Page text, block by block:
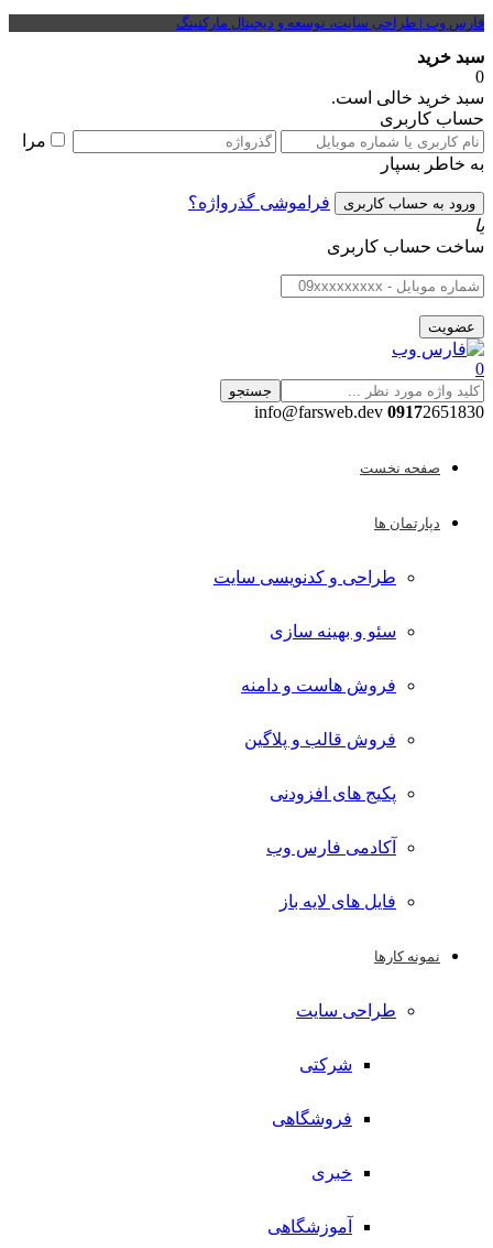
فارس وب | طراحی سایت، توسعه و دیجیتال مارکتینگ
سبد خرید
0
سبد خرید خالی است.
حساب کاربری
مرا
به خاطر بسپار
فراموشی گذرواژه؟
یا
ساخت حساب کاربری
0
جستجو
09172651830 info@farsweb.dev
صفحه نخست
دپارتمان ها
طراحی و کدنویسی سایت
سئو و بهینه سازی
فروش هاست و دامنه
فروش قالب و پلاگین
پکیج های افزودنی
آکادمی فارس وب
فایل های لایه باز
نمونه کارها
طراحی سایت
شرکتی
فروشگاهی
خبری
آموزشگاهی